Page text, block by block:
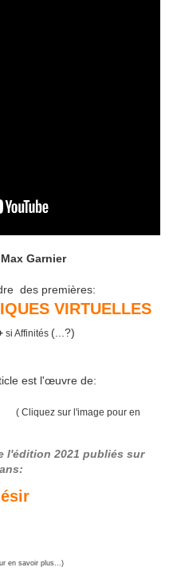
Max Garnier
des premières:
VIRTUELLES
si Affinités (...?)
est l'œuvre de:
( Cliquez sur l'image pour en
l'édition 2021 publiés sur
en savoir plus...)